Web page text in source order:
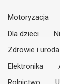
Motoryzacja
Dla dzieci
Zdrowie i uroda
Elektronika